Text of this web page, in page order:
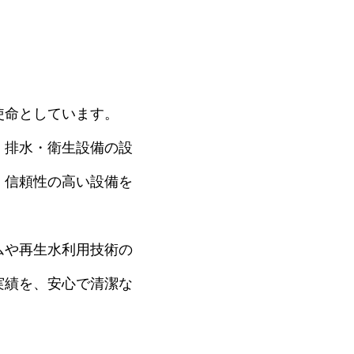
としています。
水・衛生設備の設
頼性の高い設備を
再生水利用技術の
を、安心で清潔な